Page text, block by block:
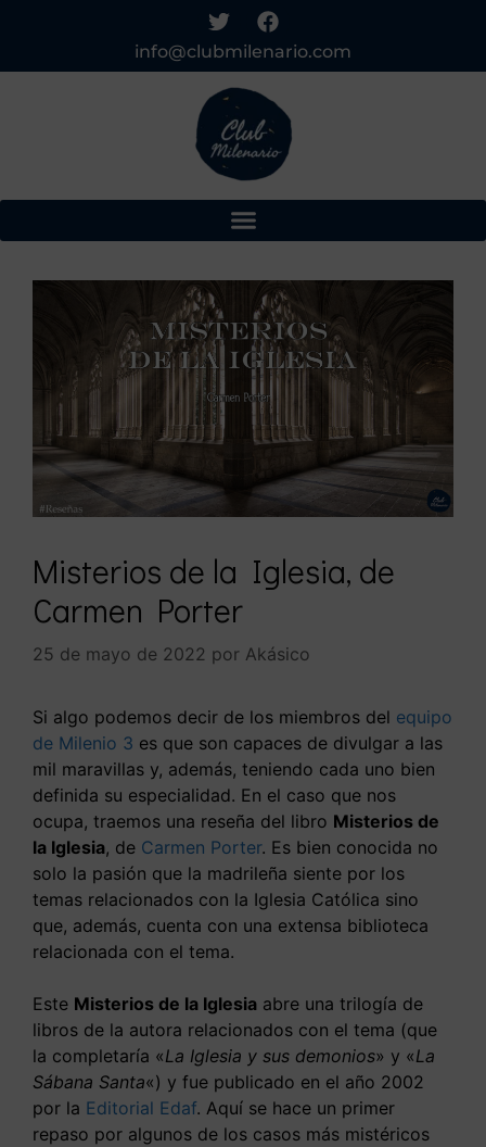
info@clubmilenario.com
Misterios de la Iglesia, de
Carmen Porter
25 de mayo de 2022 por Akásico
Si algo podemos decir de los miembros del equipo
de Milenio 3 es que son capaces de divulgar a las
mil maravillas y, además, teniendo cada uno bien
definida su especialidad. En el caso que nos
ocupa, traemos una reseña del libro Misterios de
la Iglesia, de Carmen Porter. Es bien conocida no
solo la pasión que la madrileña siente por los
temas relacionados con la Iglesia Católica sino
que, además, cuenta con una extensa biblioteca
relacionada con el tema.
Este Misterios de la Iglesia abre una trilogía de
libros de la autora relacionados con el tema (que
la completaría «La Iglesia y sus demonios» y «La
Sábana Santa«) y fue publicado en el año 2002
por la Editorial Edaf. Aquí se hace un primer
repaso por algunos de los casos más mistéricos